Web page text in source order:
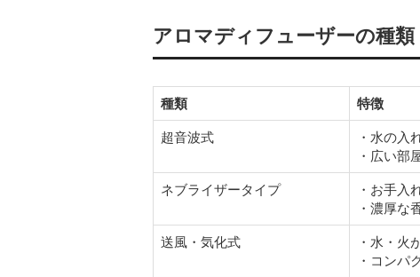
アロマディフューザーの種類
種類 特徴
超音波式
・水の入
・広い部
ネブライザータイプ
・お手入
・濃厚な
送風・気化式
・水・火
・コンパ